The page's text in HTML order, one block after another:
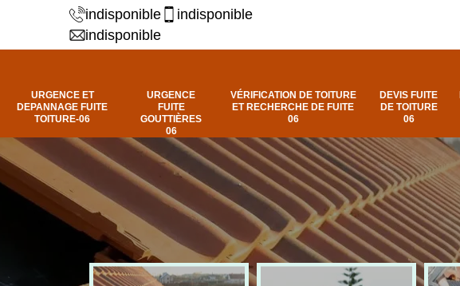
indisponible
indisponible
indisponible
URGENCE ET
DEPANNAGE FUITE
TOITURE-06
URGENCE
FUITE
GOUTTIÈRES
06
VÉRIFICATION DE TOITURE
ET RECHERCHE DE FUITE
06
DEVIS FUITE
DE TOITURE
06